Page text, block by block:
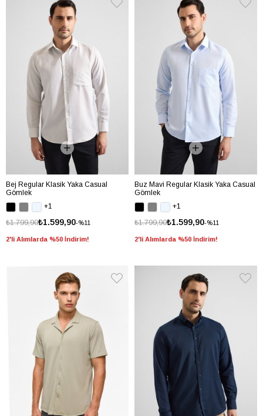
Bej Regular Klasik Yaka Casual
Gömlek
+1
%11
₺1.599,90
₺1.799,90
2'li Alımlarda %50 İndirim!
Buz Mavi Regular Klasik Yaka Casual
Gömlek
+1
%11
₺1.599,90
₺1.799,90
2'li Alımlarda %50 İndirim!